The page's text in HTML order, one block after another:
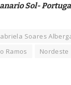
Sol-
Soares
Ramos
Nordeste